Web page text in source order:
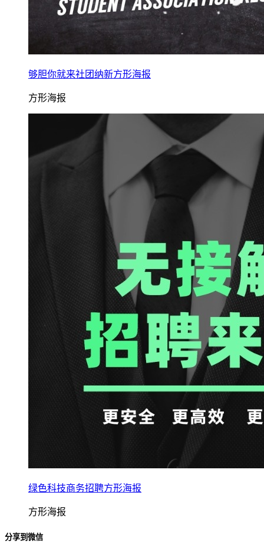
够胆你就来社团纳新方形海报
方形海报
绿色科技商务招聘方形海报
方形海报
分享到微信